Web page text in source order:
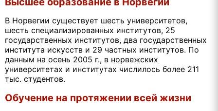
В Норвегии существует шесть университетов,
шесть специализированных институтов, 25
государственных институтов, два государственных
института искусств и 29 частных институтов. По
данным на осень 2005 г., в норвежских
университетах и институтах числилось более 211
тыс. студентов.
Обучение на протяжении всей жизни